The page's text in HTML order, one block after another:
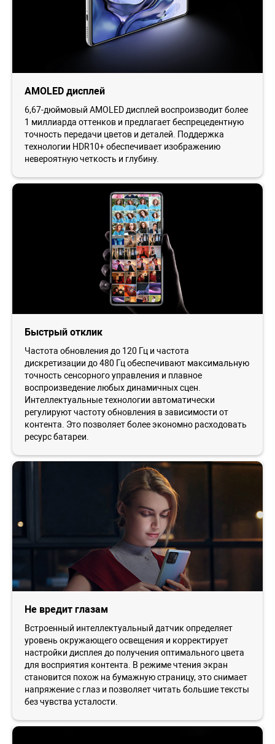
AMOLED дисплей
6,67-дюймовый AMOLED дисплей воспроизводит более
1 миллиарда оттенков и предлагает беспрецедентную
точность передачи цветов и деталей. Поддержка
технологии HDR10+ обеспечивает изображению
невероятную четкость и глубину.
Быстрый отклик
Частота обновления до 120 Гц и частота
дискретизации до 480 Гц обеспечивают максимальную
точность сенсорного управления и плавное
воспроизведение любых динамичных сцен.
Интеллектуальные технологии автоматически
регулируют частоту обновления в зависимости от
контента. Это позволяет более экономно расходовать
ресурс батареи.
Не вредит глазам
Встроенный интеллектуальный датчик определяет
уровень окружающего освещения и корректирует
настройки дисплея до получения оптимального цвета
для восприятия контента. В режиме чтения экран
становится похож на бумажную страницу, это снимает
напряжение с глаз и позволяет читать большие тексты
без чувства усталости.